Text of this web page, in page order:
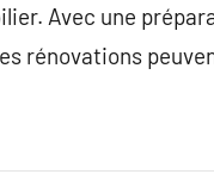
Avec une
rénovations